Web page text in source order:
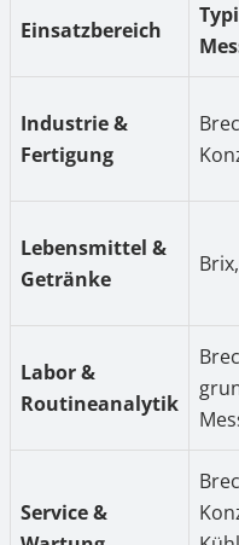
Einsatzbereich
Industrie &
Fertigung
Lebensmittel &
Getränke
Labor &
Routineanalytik
Service &